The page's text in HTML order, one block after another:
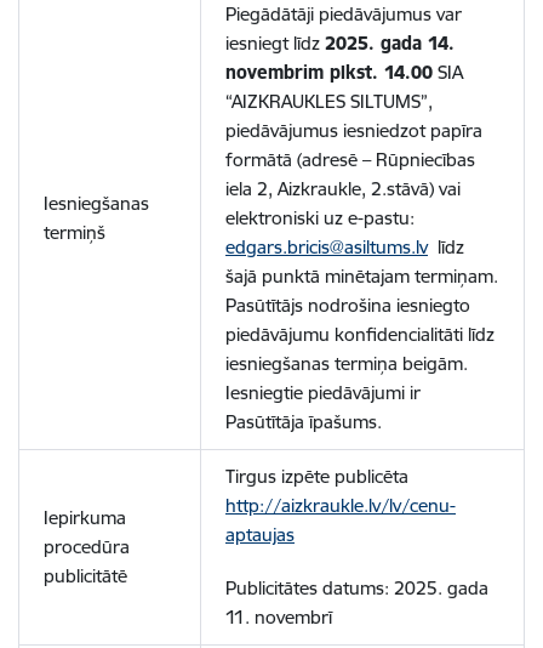
Iesniegšanas
termiņš
Piegādātāji piedāvājumus var
iesniegt līdz 2025. gada 14.
novembrim plkst. 14.00 SIA
“AIZKRAUKLES SILTUMS”,
piedāvājumus iesniedzot papīra
formātā (adresē – Rūpniecības
iela 2, Aizkraukle, 2.stāvā) vai
elektroniski uz e-pastu:
edgars.bricis@asiltums.lvlīdz
šajā punktā minētajam termiņam.
Pasūtītājs nodrošina iesniegto
piedāvājumu konfidencialitāti līdz
iesniegšanas termiņa beigām.
Iesniegtie piedāvājumi ir
Pasūtītāja īpašums.
Iepirkuma
procedūra
publicitātē
Tirgus izpēte publicēta
http://aizkraukle.lv/lv/cenu-
aptaujas
Publicitātes datums: 2025. gada
11. novembrī